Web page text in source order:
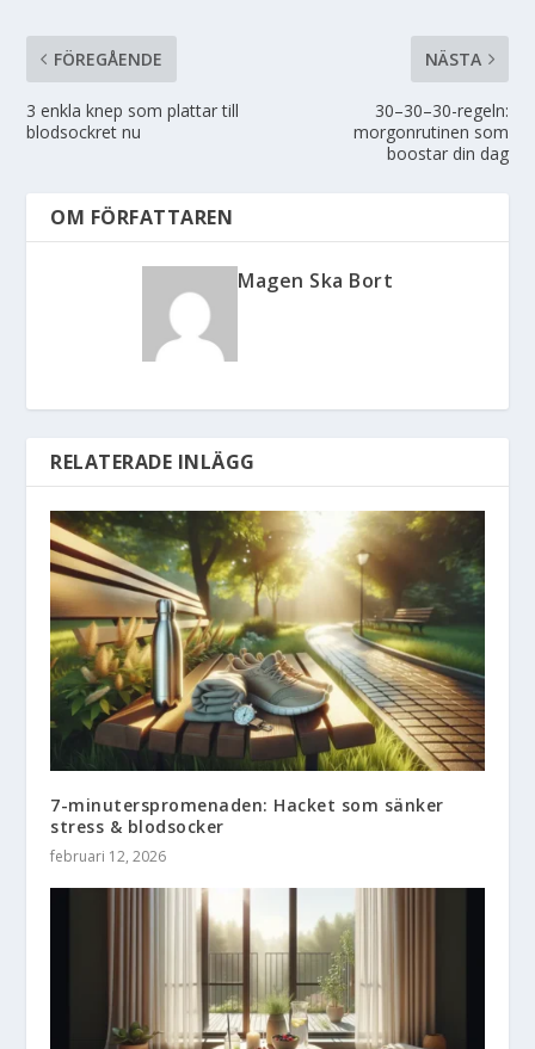
FÖREGÅENDE
3 enkla knep som plattar till
blodsockret nu
NÄSTA
30–30–30-regeln:
morgonrutinen som
boostar din dag
OM FÖRFATTAREN
Magen Ska Bort
RELATERADE INLÄGG
7-minuterspromenaden: Hacket som sänker
stress & blodsocker
februari 12, 2026